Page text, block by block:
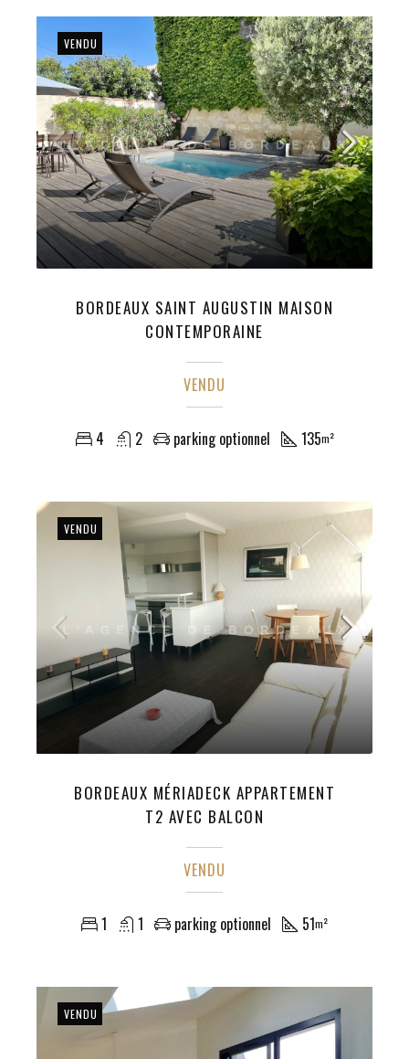
VENDU
BORDEAUX SAINT AUGUSTIN MAISON
CONTEMPORAINE
VENDU
4 2 parking optionnel 135m²
VENDU
BORDEAUX MÉRIADECK APPARTEMENT
T2 AVEC BALCON
VENDU
1 1 parking optionnel 51m²
VENDU